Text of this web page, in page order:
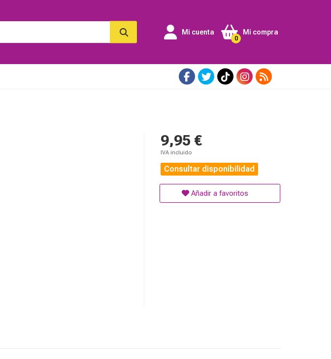
Mi cuenta Mi compra
0
9,95 €
IVA incluido
Consultar disponibilidad
Añadir a favoritos